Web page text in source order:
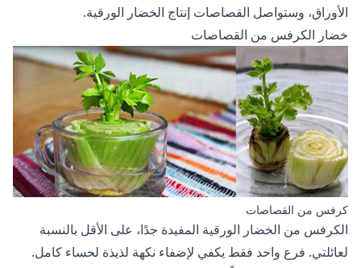
الأوراق، وستواصل القصاصات إنتاج الخضار الورقية.
خضار الكرفس من القصاصات
كرفس من القصاصات
الكرفس من الخضار الورقية المفيدة جدًا، على الأقل بالنسبة
لعائلتي. فرع واحد فقط يكفي لإضفاء نكهة لذيذة لحساء كامل.